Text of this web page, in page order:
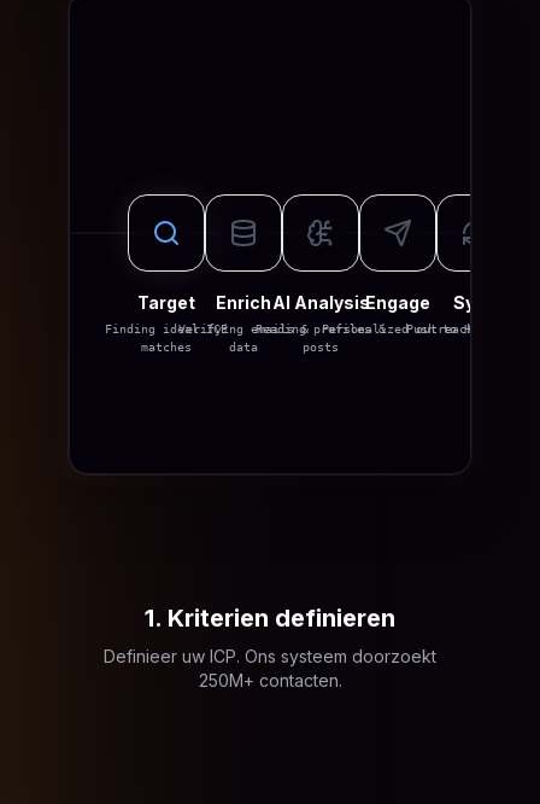
Target
Finding ideal ICP
matches
Enrich
Verifying emails &
data
AI Analysis
Reading profiles &
posts
Engage
Personalized outreach
Sync
Push to HubSpot/
1. Kriterien definieren
Definieer uw ICP. Ons systeem doorzoekt
250M+ contacten.